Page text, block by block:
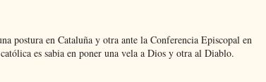
postura en Cataluña y otra ante la Conferencia Episcopal en
es sabia en poner una vela a Dios y otra al Diablo.